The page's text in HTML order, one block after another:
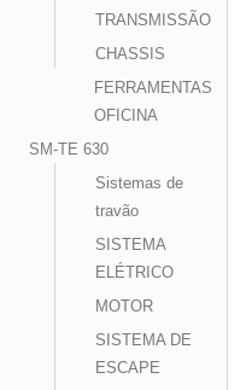
TRANSMISSÃO
CHASSIS
FERRAMENTAS
OFICINA
SM-TE 630
Sistemas de
travão
SISTEMA
ELÉTRICO
MOTOR
SISTEMA DE
ESCAPE